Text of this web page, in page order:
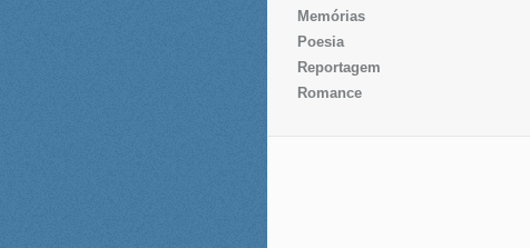
Memórias
Poesia
Reportagem
Romance